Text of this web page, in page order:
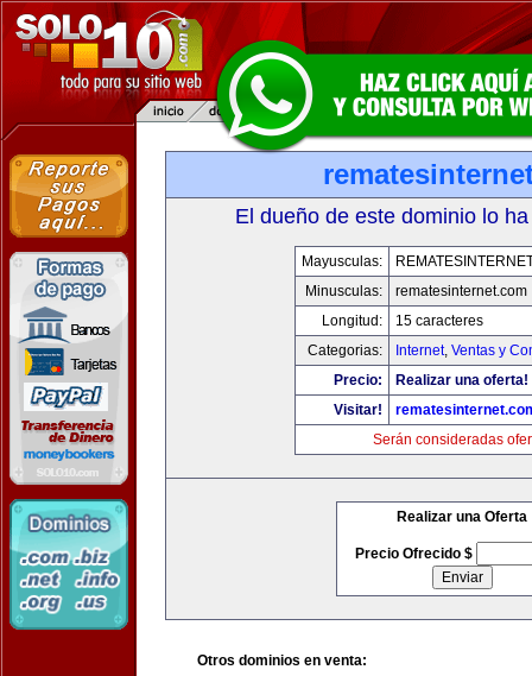
El dueño de este dominio lo
Mayusculas:
Minusculas:
rematesinternet.com
Longitud:
15 caracteres
Categorias:
Internet, Ventas y
Precio:
Realizar una oferta!
Visitar!
Serán consideradas
Realizar una Oferta
Precio Ofrecido $
Otros dominios en venta: